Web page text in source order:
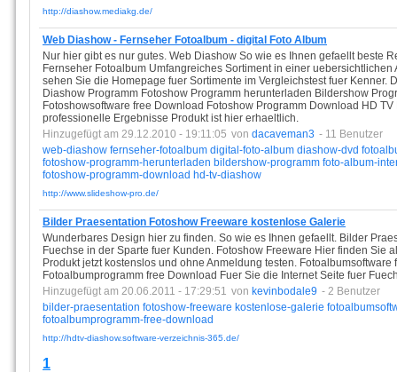
http://diashow.mediakg.de/
Web Diashow - Fernseher Fotoalbum - digital Foto Album
Nur hier gibt es nur gutes. Web Diashow So wie es Ihnen gefaellt beste
Fernseher Fotoalbum Umfangreiches Sortiment in einer
sehen Sie die Homepage fuer Sortimente im Vergleichstest fuer Kenner.
Diashow Programm Fotoshow Programm herunterladen Bildershow
Fotoshowsoftware free Download Fotoshow Programm Download HD
professionelle Ergebnisse Produkt ist hier erhaeltlich.
Hinzugefügt am 29.12.2010 - 19:11:05 von dacaveman3 - 11 Benutzer
web-diashow fernseher-fotoalbum digital-foto-album diashow-dvd
fotoshow-programm-herunterladen bildershow-programm foto-album-
fotoshow-programm-download hd-tv-diashow
http://www.slideshow-pro.de/
Bilder Praesentation Fotoshow Freeware kostenlose Galerie
Wunderbares Design hier zu finden. So wie es Ihnen gefaellt. Bilder
Fuechse in der Sparte fuer Kunden. Fotoshow Freeware Hier finden Sie
Produkt jetzt kostenslos und ohne Anmeldung testen.
Fotoalbumprogramm free Download Fuer Sie die Internet Seite fuer
Hinzugefügt am 20.06.2011 - 17:29:51 von kevinbodale9 - 2 Benutzer
bilder-praesentation fotoshow-freeware kostenlose-galerie
fotoalbumprogramm-free-download
http://hdtv-diashow.software-verzeichnis-365.de/
1